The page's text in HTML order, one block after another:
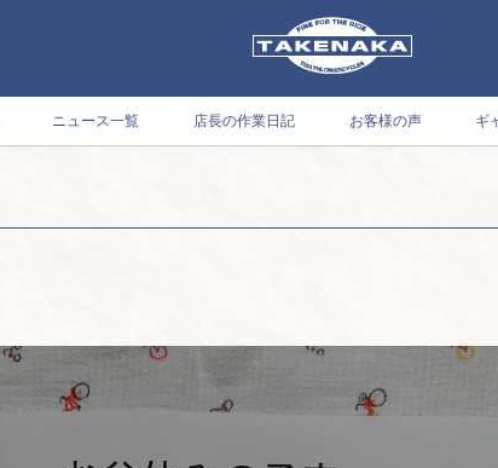
ニュース一覧 店長の作業日記 お客様の声 ギ